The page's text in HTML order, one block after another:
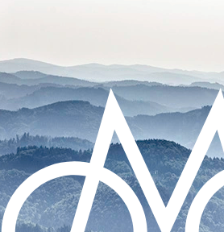
CO POTŘEBUJETE NAJÍT?
HLEDAT
DOPORUČUJEME